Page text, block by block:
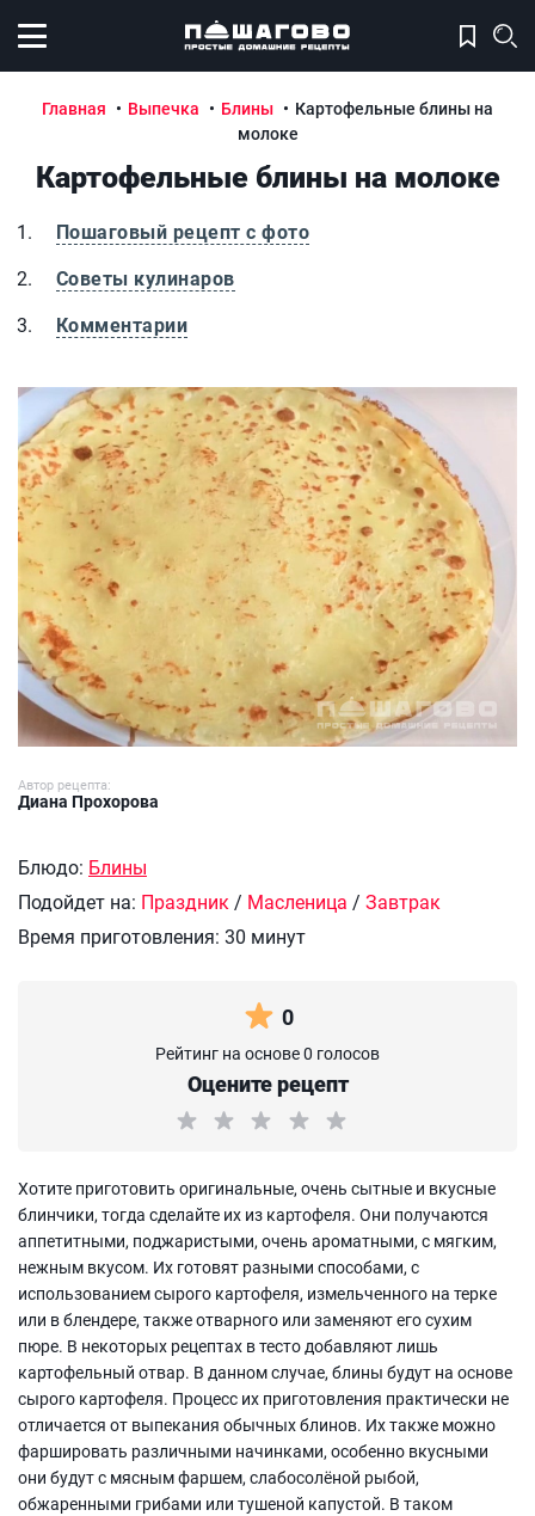
Открыть меню
Главная Выпечка Блины
Картофельные блины на
молоке
Картофельные блины на молоке
Пошаговый рецепт с фото
Советы кулинаров
Комментарии
Картофельные блины на молоке
Автор рецепта:
Диана Прохорова
Блюдо: Блины
Подойдет на: Праздник / Масленица / Завтрак
Время приготовления: 30 минут
0
Рейтинг на основе 0 голосов
Оцените рецепт
Хотите приготовить оригинальные, очень сытные и вкусные
блинчики, тогда сделайте их из картофеля. Они получаются
аппетитными, поджаристыми, очень ароматными, с мягким,
нежным вкусом. Их готовят разными способами, с
использованием сырого картофеля, измельченного на терке
или в блендере, также отварного или заменяют его сухим
пюре. В некоторых рецептах в тесто добавляют лишь
картофельный отвар. В данном случае, блины будут на основе
сырого картофеля. Процесс их приготовления практически не
отличается от выпекания обычных блинов. Их также можно
фаршировать различными начинками, особенно вкусными
они будут с мясным фаршем, слабосолёной рыбой,
обжаренными грибами или тушеной капустой. В таком